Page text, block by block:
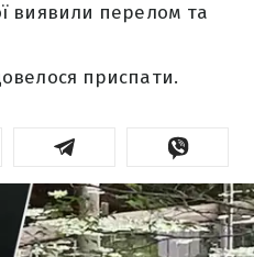
виявили перелом та
приспати.